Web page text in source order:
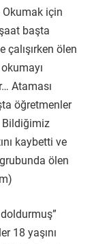
Okumak için
başta
ölen
Ataması
öğretmenler
Bildiğimiz
kaybetti ve
ölen
18 yaşını